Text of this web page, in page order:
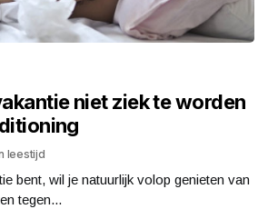
niet ziek te worden
leestijd
bent, wil je natuurlijk volop genieten van
tegen...